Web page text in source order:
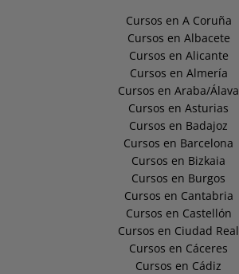
Cursos en A Coruña
Cursos en Albacete
Cursos en Alicante
Cursos en Almería
Cursos en Araba/Álava
Cursos en Asturias
Cursos en Badajoz
Cursos en Barcelona
Cursos en Bizkaia
Cursos en Burgos
Cursos en Cantabria
Cursos en Castellón
Cursos en Ciudad Real
Cursos en Cáceres
Cursos en Cádiz